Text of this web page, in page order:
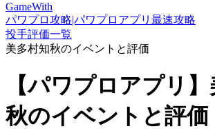
GameWith
パワプロ攻略|パワプロアプリ最速攻略
投手評価一覧
美多村知秋のイベントと評価
【パワプロアプリ
秋のイベントと評